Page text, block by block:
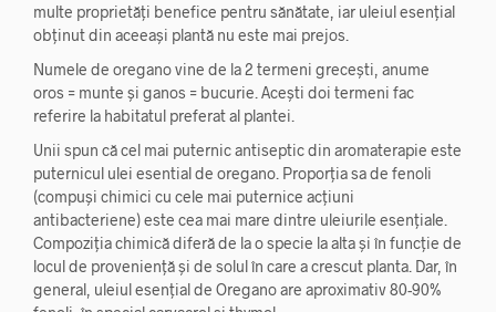
multe proprietăți benefice pentru sănătate, iar uleiul esențial
obținut din aceeași plantă nu este mai prejos.
Numele de oregano vine de la 2 termeni grecești, anume
oros = munte și ganos = bucurie. Acești doi termeni fac
referire la habitatul preferat al plantei.
Unii spun că cel mai puternic antiseptic din aromaterapie este
puternicul ulei esential de oregano. Proporția sa de fenoli
(compuși chimici cu cele mai puternice acțiuni
antibacteriene) este cea mai mare dintre uleiurile esențiale.
Compoziția chimică diferă de la o specie la alta și în funcție de
locul de proveniență și de solul în care a crescut planta. Dar, în
general, uleiul esențial de Oregano are aproximativ 80-90%